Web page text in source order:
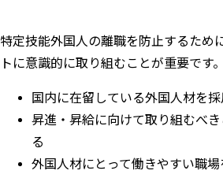
特定技能外国人の離職を防止するため
トに意識的に取り組むことが重要です。
国内に在留している外国人材を採
昇進・昇給に向けて取り組むべ
る
外国人材にとって働きやすい職場